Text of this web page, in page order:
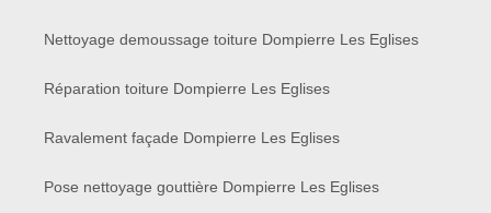
Nettoyage demoussage toiture Dompierre Les Eglises
Réparation toiture Dompierre Les Eglises
Ravalement façade Dompierre Les Eglises
Pose nettoyage gouttière Dompierre Les Eglises